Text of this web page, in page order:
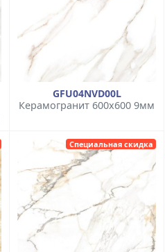
GFU04NVD00L
Керамогранит 600x600 9мм
Специальная скидка